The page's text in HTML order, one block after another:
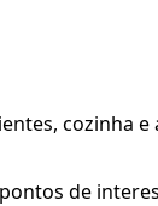
cozinha e
de